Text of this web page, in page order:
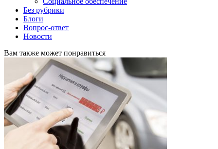
Без рубрики
Блоги
Вопрос-ответ
Новости
Вам также может понравиться